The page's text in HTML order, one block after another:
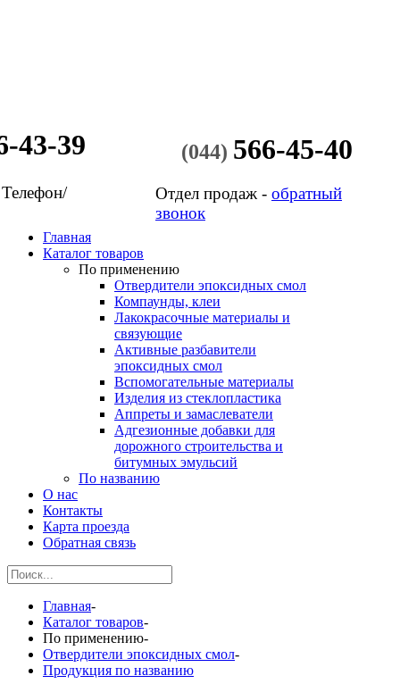
43-39 (044) 566-45-40
Отдел продаж - обратный
звонок
Главная
Каталог товаров
По применению
Отвердители эпоксидных смол
Компаунды, клеи
Лакокрасочные материалы и
связующие
Активные разбавители
эпоксидных смол
Вспомогательные материалы
Изделия из стеклопластика
Аппреты и замаслеватели
Адгезионные добавки для
дорожного строительства и
битумных эмульсий
По названию
О нас
Контакты
Карта проезда
Обратная связь
Главная-
Каталог товаров-
По применению-
Отвердители эпоксидных смол-
Продукция по названию